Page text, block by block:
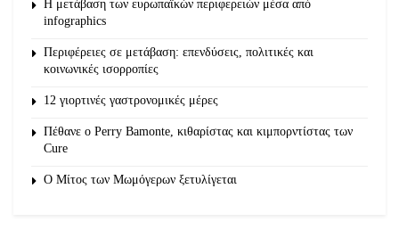
Η μετάβαση των ευρωπαϊκών περιφερειών μέσα από
infographics
Περιφέρειες σε μετάβαση: επενδύσεις, πολιτικές και
κοινωνικές ισορροπίες
12 γιορτινές γαστρονομικές μέρες
Πέθανε ο Perry Bamonte, κιθαρίστας και κιμπορντίστας των
Cure
O Μίτος των Μωμόγερων ξετυλίγεται